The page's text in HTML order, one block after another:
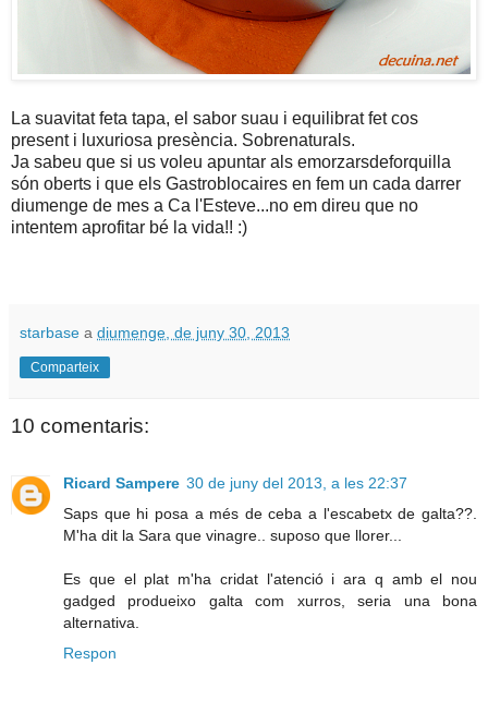
La suavitat feta tapa, el sabor suau i equilibrat fet cos
present i luxuriosa presència. Sobrenaturals.
Ja sabeu que si us voleu apuntar als emorzarsdeforquilla
són oberts i que els Gastroblocaires en fem un cada darrer
diumenge de mes a Ca l'Esteve...no em direu que no
intentem aprofitar bé la vida!! :)
starbase a diumenge, de juny 30, 2013
Comparteix
10 comentaris:
Ricard Sampere 30 de juny del 2013, a les 22:37
Saps que hi posa a més de ceba a l'escabetx de galta??.
M'ha dit la Sara que vinagre.. suposo que llorer...
Es que el plat m'ha cridat l'atenció i ara q amb el nou
gadged produeixo galta com xurros, seria una bona
alternativa.
Respon